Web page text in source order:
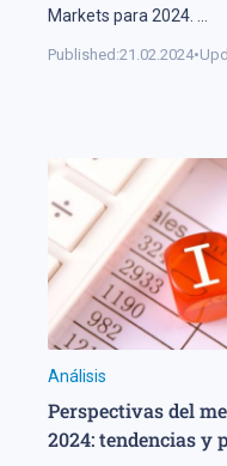
Markets para 2024.
Published:21.02.2024•
Análisis
Perspectivas del
2024: tendencias y